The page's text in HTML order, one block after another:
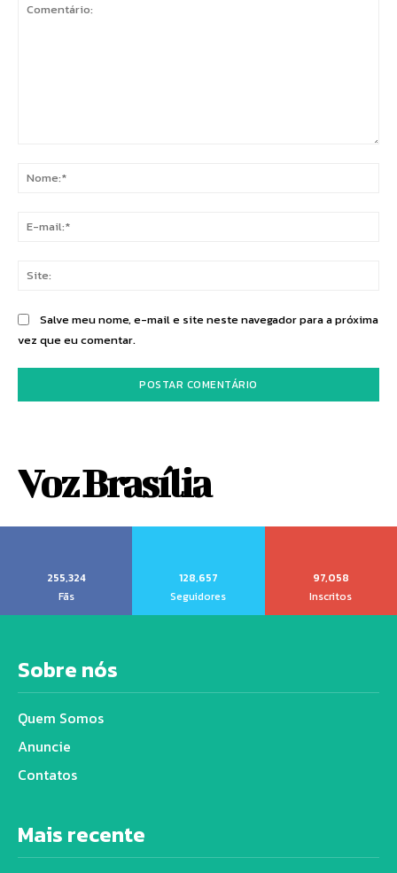
Salve meu nome, e-mail e site neste navegador para a próxima
vez que eu comentar.
Voz Brasília
255,324
Fãs
128,657
Seguidores
97,058
Inscritos
Sobre nós
Quem Somos
Anuncie
Contatos
Mais recente